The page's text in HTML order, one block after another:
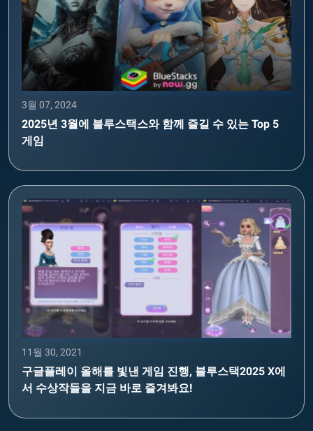
3월 07, 2024
2025년 3월에 블루스택스와 함께 즐길 수 있는 Top 5
게임
11월 30, 2021
구글플레이 올해를 빛낸 게임 진행, 블루스택2025 X에
서 수상작들을 지금 바로 즐겨봐요!